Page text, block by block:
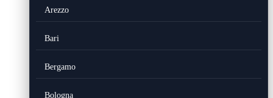
Arezzo
Bari
Bergamo
Bologna